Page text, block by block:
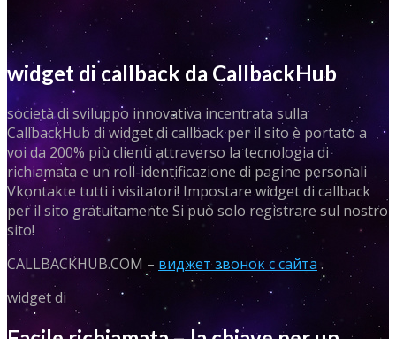
widget di callback da CallbackHub
società di sviluppo innovativa incentrata sulla
CallbackHub di widget di callback per il sito è portato a
voi da 200% più clienti attraverso la tecnologia di
richiamata e un roll-identificazione di pagine personali
Vkontakte tutti i visitatori! Impostare widget di callback
per il sito gratuitamente Si può solo registrare sul nostro
sito!
CALLBACKHUB.COM – виджет звонок с сайта .
widget di